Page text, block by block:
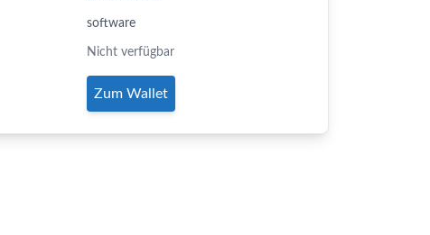
software
Nicht verfügbar
Zum Wallet